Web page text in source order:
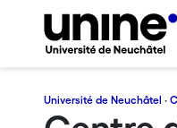
Université de Neuchâtel ·